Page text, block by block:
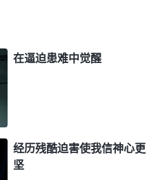
？能在大红龙国家之中为
篇》是啊，我和花草都是受
是为了彰显他、荣耀他。
神在地的荣耀增光添彩，
而我的本分就是顺服神、
见证。今天我因着信神敬
是为义受逼迫，是荣耀的
在逼迫患难中觉醒
经历残酷迫害使我信神心更
坚